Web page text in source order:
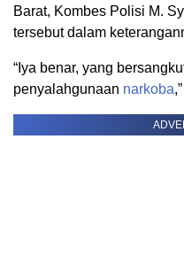
Barat, Kombes Polisi M.
tersebut dalam
“Iya benar, yang
penyalahgunaan narkoba